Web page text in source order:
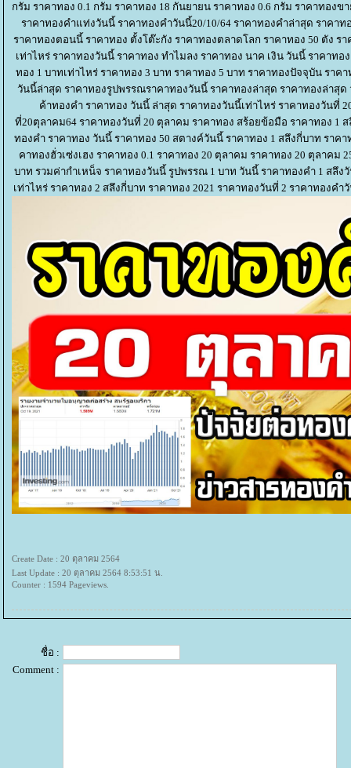
กรัม ราคาทอง 0.1 กรัม ราคาทอง 18 กันยายน ราคาทอง 0.6 กรัม ราคาทอง
ราคาทองคําแท่งวันนี้ ราคาทองคําวันนี้20/10/64 ราคาทองคําล่าสุด ราคา
ราคาทองตอนนี้ ราคาทอง ตั้งโต๊ะกัง ราคาทองตลาดโลก ราคาทอง 50 ตัง ร
เท่าไหร่ ราคาทองวันนี้ ราคาทอง ทําไมลง ราคาทอง นาค เงิน วันนี้ ราคาทอ
ทอง 1 บาทเท่าไหร่ ราคาทอง 3 บาท ราคาทอง 5 บาท ราคาทองปัจจุบัน รา
วันนี้ล่าสุด ราคาทองรูปพรรณราคาทองวันนี้ ราคาทองล่าสุด ราคาทองล่าสุ
ค้าทองคํา ราคาทอง วันนี้ ล่าสุด ราคาทองวันนี้เท่าไหร่ ราคาทองวันที่
ที่20ตุลาคม64 ราคาทองวันที่ 20 ตุลาคม ราคาทอง สร้อยข้อมือ ราคาทอง 1
ทองคํา ราคาทอง วันนี้ ราคาทอง 50 สตางค์วันนี้ ราคาทอง 1 สลึงกี่บาท ราคา
คาทองฮั่วเซ่งเฮง ราคาทอง 0.1 ราคาทอง 20 ตุลาคม ราคาทอง 20 ตุลาคม
บาท รวมค่ากําเหน็จ ราคาทองวันนี้ รูปพรรณ 1 บาท วันนี้ ราคาทองคํา 1 สลึ
เท่าไหร่ ราคาทอง 2 สลึงกี่บาท ราคาทอง 2021 ราคาทองวันที่ 2 ราคาทองคํ
Create Date : 20 ตุลาคม 2564
Last Update : 20 ตุลาคม 2564 8:53:51 น.
Counter : 1594 Pageviews.
ชื่อ :
Comment :